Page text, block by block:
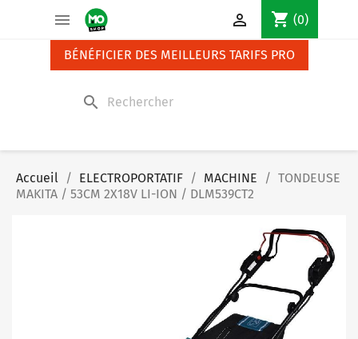
 shopping_cart (0)

BÉNÉFICIER DES MEILLEURS TARIFS PRO
search
Accueil ELECTROPORTATIF MACHINE
TONDEUSE
MAKITA / 53CM 2X18V LI-ION / DLM539CT2
Panneau de gestion des cookies